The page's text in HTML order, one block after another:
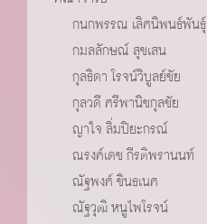
กนกพรรณ เลิศนิพนธ์พันธุ์
กมลลักษณ์ สุขเสน
กุลธิดา โรจน์วิบูลย์ชัย
กุลวดี ศรีพานิชกุลชัย
ญาใจ ลิ่มปิยะกรณ์
ณรงค์เดช กีรติพรานนท์
ณัฐพงศ์ ชินธเนศ
ณัฐวุฒิ หนูไพโรจน์